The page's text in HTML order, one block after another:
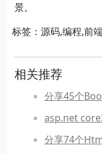
景。
标签：源码,编程,前
相关推荐
分享45个
asp.net
分享74个